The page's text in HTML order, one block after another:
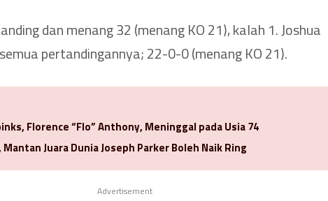
dan menang 32 (menang KO 21), kalah 1. Joshua
pertandingannya; 22-0-0 (menang KO 21).
Florence “Flo” Anthony, Meninggal pada Usia 74
Mantan Juara Dunia Joseph Parker Boleh Naik Ring
Advertisement